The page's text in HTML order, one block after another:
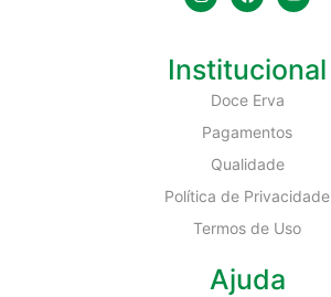
Institucional
Doce Erva
Pagamentos
Qualidade
Política de Privacidade
Termos de Uso
Ajuda